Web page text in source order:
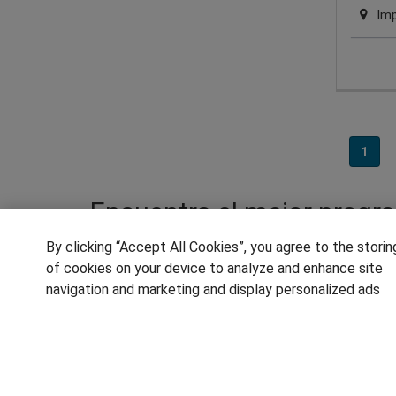
1
Encuentra el mejor
Los cursos de acceso son un requisito
que se exige para trabajar como abogado,
Formación Profesional de grado medio y
By clicking “Accept All Cookies”, you agree to the
of cookies on your device to analyze and enhance site
navigation and marketing and display personalized ads